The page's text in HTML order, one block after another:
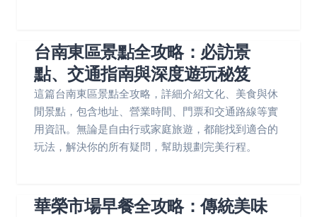
台南東區景點全攻略：必訪景
點、交通指南與深度遊玩秘笈
這篇台南東區景點全攻略，詳細介紹文化、美食與休
閒景點，包含地址、營業時間、門票和交通路線等實
用資訊。無論是自由行或家庭旅遊，都能找到適合的
玩法，解決你的所有疑問，幫助規劃完美行程。
華榮市場早餐全攻略：傳統美味